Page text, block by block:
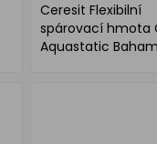
Ceresit Flexibilní
spárovací hmota
Aquastatic